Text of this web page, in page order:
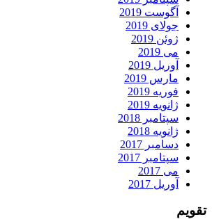
آگوست 2019
جولای 2019
ژوئن 2019
می 2019
آوریل 2019
مارس 2019
فوریه 2019
ژانویه 2019
سپتامبر 2018
ژانویه 2018
دسامبر 2017
سپتامبر 2017
می 2017
آوریل 2017
تقویم